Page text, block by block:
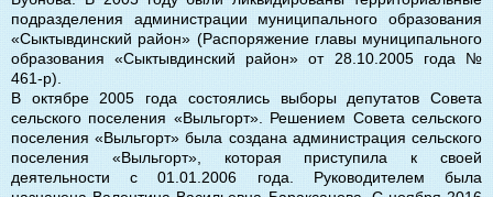
подразделения администрации муниципального образования
«Сыктывдинский район» (Распоряжение главы муниципального
образования «Сыктывдинский район» от 28.10.2005 года №
461-p).
В октябре 2005 года состоялись выборы депутатов Совета
сельского поселения «Выльгорт». Решением Совета сельского
поселения «Выльгорт» была создана администрация сельского
поселения «Выльгорт», которая приступила к своей
деятельности с 01.01.2006 года. Руководителем была